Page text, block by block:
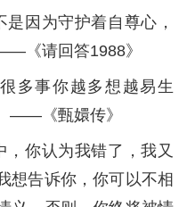
因为守护着自尊心，
《请回答1988》
多事你越多想越易生
——《甄嬛传》
你认为我错了，我又
想告诉你，你可以不相